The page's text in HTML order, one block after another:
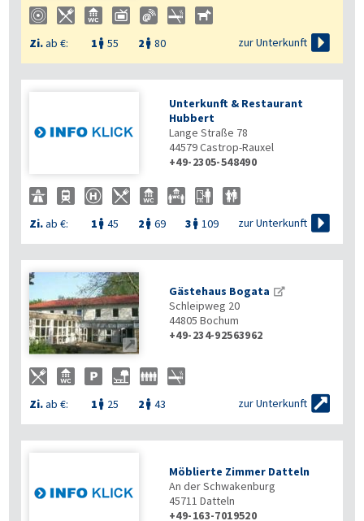
Zi.ab €: 1  55 2  80 zur Unterkunft 
Unterkunft & Restaurant
Hubbert
Lange Straße 78
44579Castrop-Rauxel
+49-2305-548490
Zi.ab €: 1  45 2  69 3  109 zur Unterkunft 

Gästehaus Bogata
Schleipweg 20
44805 Bochum
+49-234-92563962
Zi.ab €: 1  25 2  43 zur Unterkunft 
Möblierte Zimmer Datteln
An der Schwakenburg
45711 Datteln
+49-163-7019520